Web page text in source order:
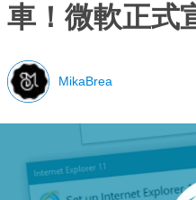
車！微軟正式
MikaBrea